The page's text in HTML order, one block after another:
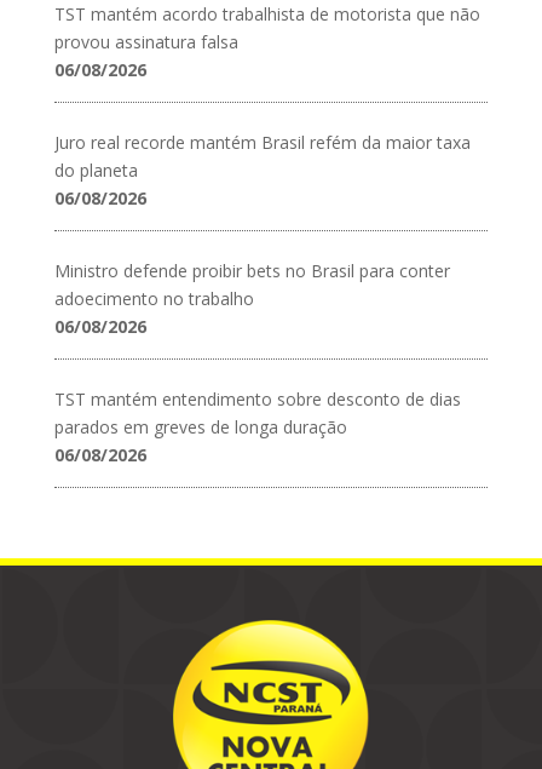
TST mantém acordo trabalhista de motorista que não
provou assinatura falsa
06/08/2026
Juro real recorde mantém Brasil refém da maior taxa
do planeta
06/08/2026
Ministro defende proibir bets no Brasil para conter
adoecimento no trabalho
06/08/2026
TST mantém entendimento sobre desconto de dias
parados em greves de longa duração
06/08/2026